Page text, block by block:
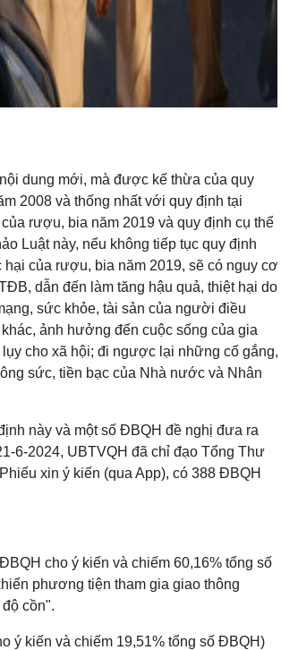
dung mới, mà được kế thừa của quy
2008 và thống nhất với quy định tại
rượu, bia năm 2019 và quy định cụ thể
Luật này, nếu không tiếp tục quy định
của rượu, bia năm 2019, sẽ có nguy cơ
dẫn đến làm tăng hậu quả, thiệt hại do
sức khỏe, tài sản của người điều
ảnh hưởng đến cuộc sống của gia
cho xã hội; đi ngược lại những cố gắng,
sức, tiền bạc của Nhà nước và Nhân
này và một số ĐBQH đề nghị đưa ra
6-2024, UBTVQH đã chỉ đạo Tổng Thư
xin ý kiến (qua App), có 388 ĐBQH
cho ý kiến và chiếm 60,16% tổng số
phương tiện tham gia giao thông
cồn".
ý kiến và chiếm 19,51% tổng số ĐBQH)